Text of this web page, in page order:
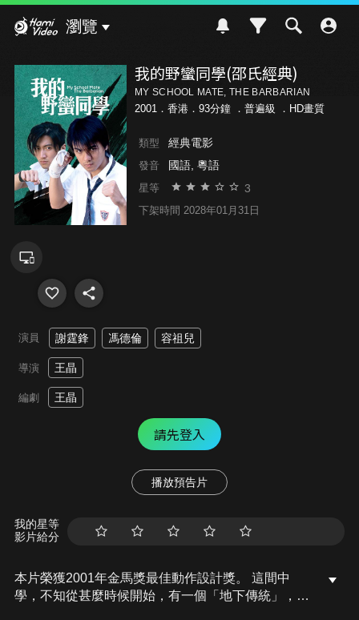
瀏覽
我的野蠻同學(邵氏經典)
MY SCHOOL MATE, THE BARBARIAN
2001．香港．93分鐘 ． 普遍級 ．HD畫質
類型 經典電影
發音 國語, 粵語
星等 3
下架時間 2028年01月31日
演員 謝霆鋒 馮德倫 容祖兒
導演 王晶
編劇 王晶
請先登入
播放預告片
我的星等
影片給分
本片榮獲2001年金馬獎最佳動作設計獎。 這間中
學，不知從甚麼時候開始，有一個「地下傳統」，就